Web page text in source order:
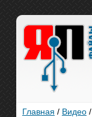
Главная / Видео/